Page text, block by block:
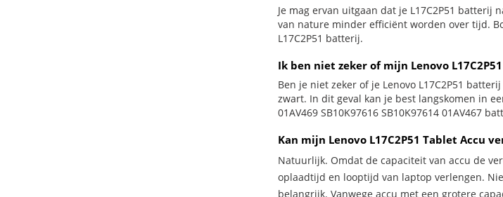
Je mag ervan uitgaan dat je L17C2P51
van nature minder efficiënt worden over tijd.
L17C2P51 batterij.
Ik ben niet zeker of mijn Lenovo
Ben je niet zeker of je Lenovo L17C2P51
zwart. In dit geval kan je best langskomen in
01AV469 SB10K97616 SB10K97614 01AV467
Kan mijn Lenovo L17C2P51 Tablet Accu
Natuurlijk. Omdat de capaciteit van accu de
oplaadtijd en looptijd van laptop verlengen.
belangrijk. Vanwege accu met een grotere